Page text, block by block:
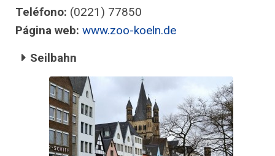
Teléfono: (0221) 77850
Página web: www.zoo-koeln.de
Seilbahn